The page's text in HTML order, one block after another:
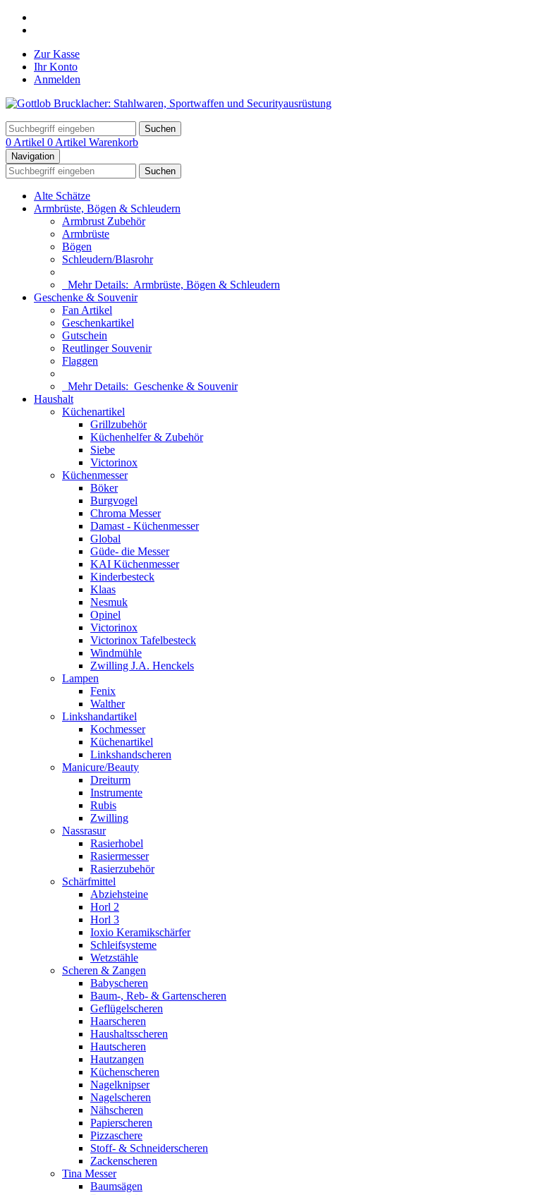
Zur Kasse
Ihr Konto
Anmelden
Suchen
0 Artikel 0 Artikel Warenkorb
Navigation
Suchen
Alte Schätze
Armbrüste, Bögen & Schleudern
Armbrust Zubehör
Armbrüste
Bögen
Schleudern/Blasrohr
Mehr Details: Armbrüste, Bögen & Schleudern
Geschenke & Souvenir
Fan Artikel
Geschenkartikel
Gutschein
Reutlinger Souvenir
Flaggen
Mehr Details: Geschenke & Souvenir
Haushalt
Küchenartikel
Grillzubehör
Küchenhelfer & Zubehör
Siebe
Victorinox
Küchenmesser
Böker
Burgvogel
Chroma Messer
Damast - Küchenmesser
Global
Güde- die Messer
KAI Küchenmesser
Kinderbesteck
Klaas
Nesmuk
Opinel
Victorinox
Victorinox Tafelbesteck
Windmühle
Zwilling J.A. Henckels
Lampen
Fenix
Walther
Linkshandartikel
Kochmesser
Küchenartikel
Linkshandscheren
Manicure/Beauty
Dreiturm
Instrumente
Rubis
Zwilling
Nassrasur
Rasierhobel
Rasiermesser
Rasierzubehör
Schärfmittel
Abziehsteine
Horl 2
Horl 3
Ioxio Keramikschärfer
Schleifsysteme
Wetzstähle
Scheren & Zangen
Babyscheren
Baum-, Reb- & Gartenscheren
Geflügelscheren
Haarscheren
Haushaltsscheren
Hautscheren
Hautzangen
Küchenscheren
Nagelknipser
Nagelscheren
Nähscheren
Papierscheren
Pizzaschere
Stoff- & Schneiderscheren
Zackenscheren
Tina Messer
Baumsägen